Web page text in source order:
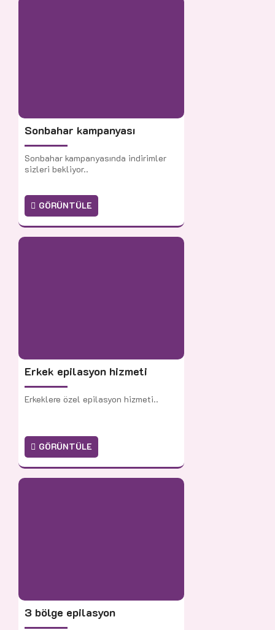
Sonbahar kampanyası
Sonbahar kampanyasında indirimler
sizleri bekliyor..
GÖRÜNTÜLE
Erkek epilasyon hizmeti
Erkeklere özel epilasyon hizmeti..
GÖRÜNTÜLE
3 bölge epilasyon